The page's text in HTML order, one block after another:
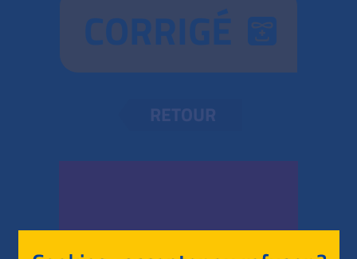
CORRIGÉ
RETOUR